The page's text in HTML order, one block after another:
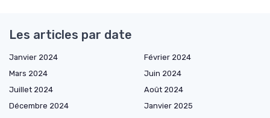
Les articles par date
Janvier 2024
Février 2024
Mars 2024
Juin 2024
Juillet 2024
Août 2024
Décembre 2024
Janvier 2025